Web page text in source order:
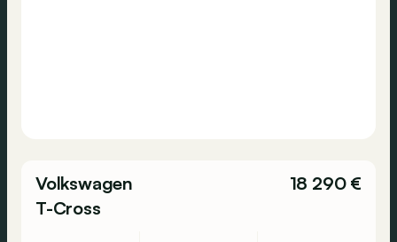
Volkswagen
T-Cross
18 290 €